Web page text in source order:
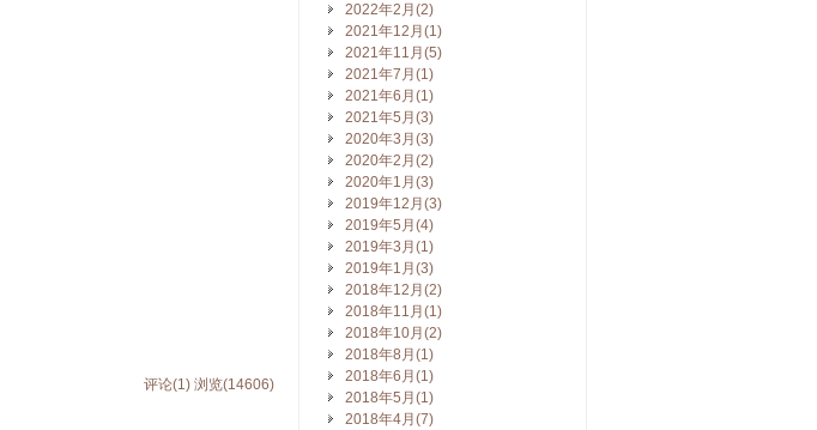
评论(1) 浏览(14606)
2022年2月(2)
2021年12月(1)
2021年11月(5)
2021年7月(1)
2021年6月(1)
2021年5月(3)
2020年3月(3)
2020年2月(2)
2020年1月(3)
2019年12月(3)
2019年5月(4)
2019年3月(1)
2019年1月(3)
2018年12月(2)
2018年11月(1)
2018年10月(2)
2018年8月(1)
2018年6月(1)
2018年5月(1)
2018年4月(7)